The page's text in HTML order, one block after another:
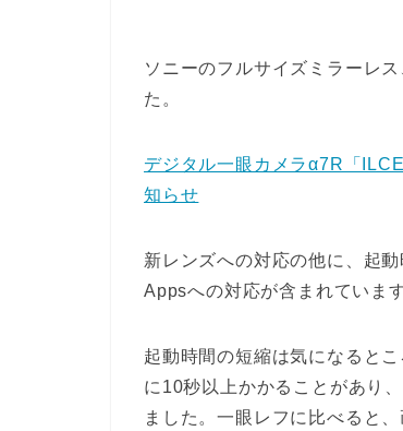
ソニーのフルサイズミラーレ
た。
デジタル一眼カメラα7R「
知らせ
新レンズへの対応の他に、起
Appsへの対応が含まれています
起動時間の短縮は気になると
に10秒以上かかることがあり
ました。一眼レフに比べると